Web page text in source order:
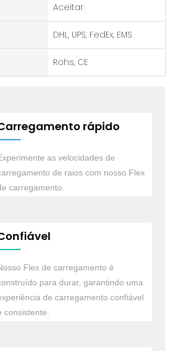
Aceitar
DHL, UPS, FedEx, EMS
Rohs, CE
rápido
as velocidades de
de raios com nosso Flex
carregamento.
Flex de carregamento é
para durar, garantindo uma
de carregamento confiável
consistente.